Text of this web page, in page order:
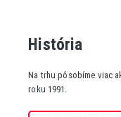
História
Na trhu pôsobíme viac
roku 1991.